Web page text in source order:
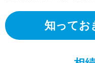
知ってお